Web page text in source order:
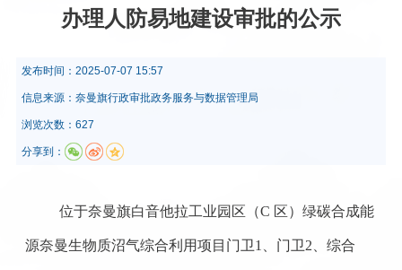
办理人防易地建设审批的公示
发布时间： 2025-07-07 15:57
信息来源： 奈曼旗行政审批政务服务与数据管理局
浏览次数：627
分享到：
位于奈曼旗白音他拉工业园区（C 区）绿碳合成能
源奈曼生物质沼气综合利用项目门卫1、门卫2、综合